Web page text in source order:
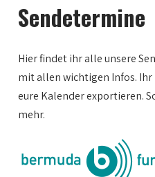
Sendetermine
Hier findet ihr alle unsere
mit allen wichtigen Infos.
eure Kalender exportieren.
mehr.
1:00